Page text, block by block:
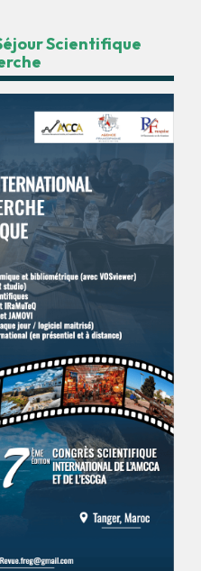
Scientifique